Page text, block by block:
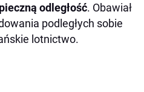
odległość. Obawiał
podległych sobie
lotnictwo.